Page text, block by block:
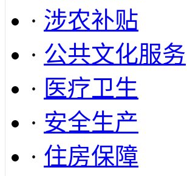
· 涉农补贴
· 公共文化服务
· 医疗卫生
· 安全生产
· 住房保障